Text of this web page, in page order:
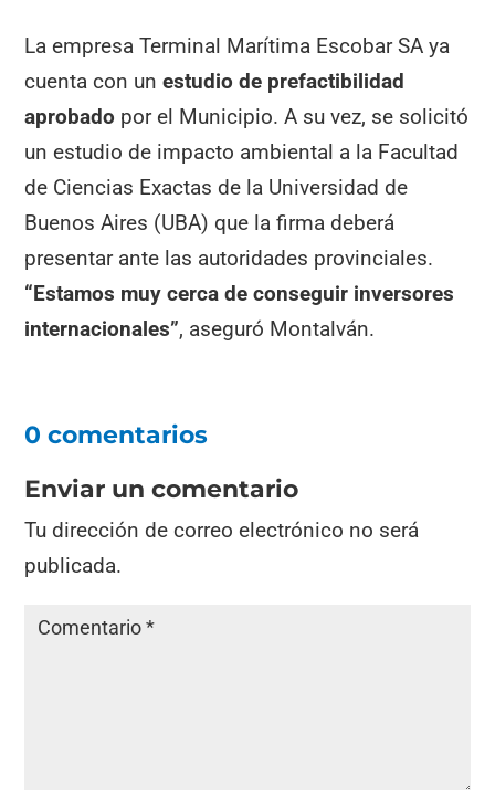
La empresa Terminal Marítima Escobar SA ya
cuenta con un estudio de prefactibilidad
aprobado por el Municipio. A su vez, se solicitó
un estudio de impacto ambiental a la Facultad
de Ciencias Exactas de la Universidad de
Buenos Aires (UBA) que la firma deberá
presentar ante las autoridades provinciales.
“Estamos muy cerca de conseguir inversores
internacionales”, aseguró Montalván.
0 comentarios
Enviar un comentario
Tu dirección de correo electrónico no será
publicada.